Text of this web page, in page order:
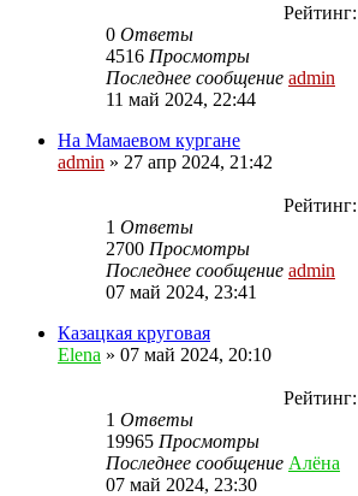
0 Ответы
4516 Просмотры
Последнее сообщение admin
11 май 2024, 22:44
На Мамаевом кургане
admin » 27 апр 2024, 21:42
1 Ответы
2700 Просмотры
Последнее сообщение admin
07 май 2024, 23:41
Казацкая круговая
Elena » 07 май 2024, 20:10
1 Ответы
19965 Просмотры
Последнее сообщение Алёна
07 май 2024, 23:30